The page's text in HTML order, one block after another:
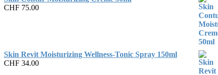
CHF 75.00
Skin Revit Moisturizing Wellness-Tonic Spray 150ml
CHF 34.00